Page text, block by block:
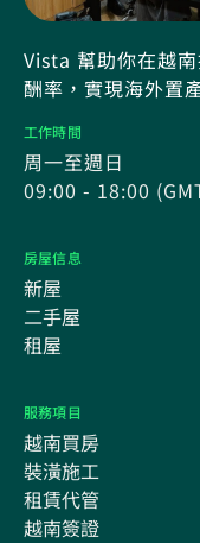
Vista 幫助你在越
酬率，實現海外置
工作時間
周一至週日
09:00 - 18:00
房屋信息
新屋
二手屋
租屋
服務項目
越南買房
裝潢施工
租賃代管
越南簽證